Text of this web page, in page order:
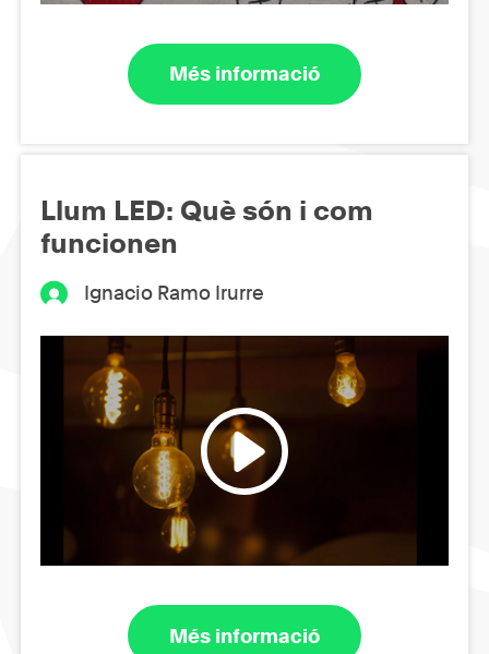
Més informació
Llum LED: Què són i com
funcionen
Ignacio Ramo Irurre
Més informació